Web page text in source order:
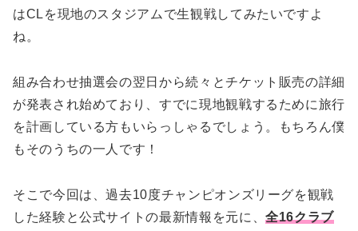
はCLを現地のスタジアムで生観戦してみたいですよ
ね。
組み合わせ抽選会の翌日から続々とチケット販売の詳細
が発表され始めており、すでに現地観戦するために旅行
を計画している方もいらっしゃるでしょう。もちろん僕
もそのうちの一人です！
そこで今回は、過去10度チャンピオンズリーグを観戦
した経験と公式サイトの最新情報を元に、全16クラブ